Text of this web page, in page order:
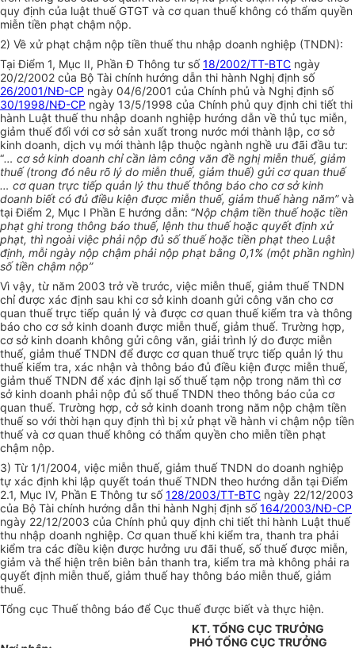
quy định của luật thuế GTGT và cơ quan thuế không có thẩm quyền
miễn tiền phạt chậm nộp.
2) Về xử phạt chậm nộp tiền thuế thu nhập doanh nghiệp (TNDN):
Tại Điểm 1, Mục II, Phần Đ Thông tư số18/2002/TT-BTC ngày
20/2/2002 của Bộ Tài chính hướng dẫn thi hành Nghị định số
26/2001/NĐ-CP ngày 04/6/2001 của Chính phủ và Nghị định số
30/1998/NĐ-CP ngày 13/5/1998 của Chính phủ quy định chi tiết thi
hành Luật thuế thu nhập doanh nghiệp hướng dẫn về thủ tục miễn,
giảm thuế đối với cơ sở sản xuất trong nước mới thành lập, cơ sở
kinh doanh, dịch vụ mới thành lập thuộc ngành nghề ưu đãi đầu tư:
“… cơ sở kinh doanh chỉ cần làm công văn đề nghị miễn thuế, giảm
thuế (trong đó nêu rõ lý do miễn thuế, giảm thuế) gửi cơ quan thuế
… cơ quan trực tiếp quản lý thu thuế thông báo cho cơ sở kinh
doanh biết có đủ điều kiện được miễn thuế, giảm thuế hàng năm”và
tại Điểm 2, Mục I Phần E hướng dẫn: “Nộp chậm tiền thuế hoặc tiền
phạt ghi trong thông báo thuế, lệnh thu thuế hoặc quyết định xử
phạt, thì ngoài việc phải nộp đủ số thuế hoặc tiền phạt theo Luật
định, mỗi ngày nộp chậm phải nộp phạt bằng 0,1% (một phần nghìn)
số tiền chậm nộp”
Vì vậy, từ năm 2003 trở về trước, việc miễn thuế, giảm thuế TNDN
chỉ được xác định sau khi cơ sở kinh doanh gửi công văn cho cơ
quan thuế trực tiếp quản lý và được cơ quan thuế kiểm tra và thông
báo cho cơ sở kinh doanh được miễn thuế, giảm thuế. Trường hợp,
cơ sở kinh doanh không gửi công văn, giải trình lý do được miễn
thuế, giảm thuế TNDN để được cơ quan thuế trực tiếp quản lý thu
thuế kiểm tra, xác nhận và thông báo đủ điều kiện được miễn thuế,
giảm thuế TNDN để xác định lại số thuế tạm nộp trong năm thì cơ
sở kinh doanh phải nộp đủ số thuế TNDN theo thông báo của cơ
quan thuế. Trường hợp, cở sở kinh doanh trong năm nộp chậm tiền
thuế so với thời hạn quy định thì bị xử phạt về hành vi chậm nộp tiền
thuế và cơ quan thuế không có thẩm quyền cho miễn tiền phạt
chậm nộp.
3) Từ 1/1/2004, việc miễn thuế, giảm thuế TNDN do doanh nghiệp
tự xác định khi lập quyết toán thuế TNDN theo hướng dẫn tại Điểm
2.1, Mục IV, Phần E Thông tư số128/2003/TT-BTC ngày 22/12/2003
của Bộ Tài chính hướng dẫn thi hành Nghị định số164/2003/NĐ-CP
ngày 22/12/2003 của Chính phủ quy định chi tiết thi hành Luật thuế
thu nhập doanh nghiệp. Cơ quan thuế khi kiểm tra, thanh tra phải
kiểm tra các điều kiện được hưởng ưu đãi thuế, số thuế được miễn,
giảm và thể hiện trên biên bản thanh tra, kiểm tra mà không phải ra
quyết định miễn thuế, giảm thuế hay thông báo miễn thuế, giảm
thuế.
Tổng cục Thuế thông báo để Cục thuế được biết và thực hiện.
KT. TỔNG CỤC TRƯỞNG
PHÓ TỔNG CỤC TRƯỞNG